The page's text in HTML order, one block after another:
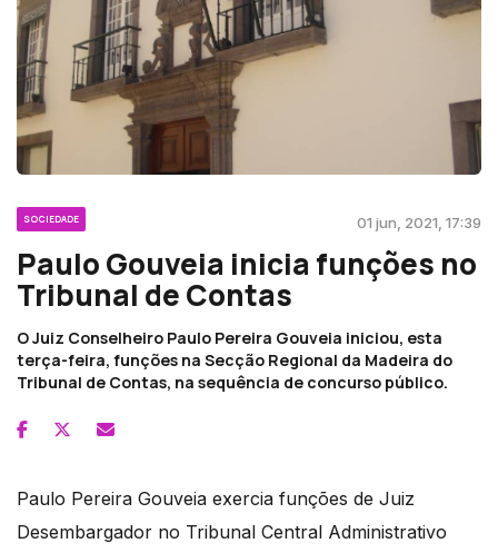
SOCIEDADE 01 jun, 2021, 17:39
Paulo Gouveia inicia funções no
Tribunal de Contas
O Juiz Conselheiro Paulo Pereira Gouveia iniciou, esta
terça-feira, funções na Secção Regional da Madeira do
Tribunal de Contas, na sequência de concurso público.
Paulo Pereira Gouveia exercia funções de Juiz
Desembargador no Tribunal Central Administrativo